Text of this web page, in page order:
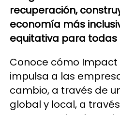
recuperación,
economía más
equitativa para todas
Conoce cómo Impact
impulsa a las
cambio, a través de
global y local, a